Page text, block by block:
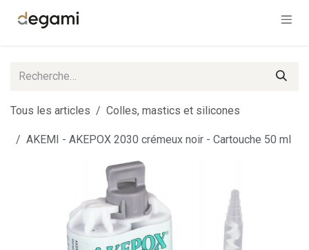
Tous les articles Colles, mastics et silicones
AKEMI - AKEPOX 2030 crémeux noir - Cartouche 50 ml